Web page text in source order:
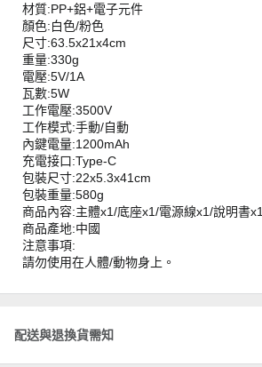
材質:PP+鋁+電子元件
顏色:白色/粉色
尺寸:63.5x21x4cm
重量:330g
電壓:5V/1A
瓦數:5W
工作電壓:3500V
工作模式:手動/自動
內鍵電量:1200mAh
充電接口:Type-C
包裝尺寸:22x5.3x41cm
包裝重量:580g
商品內容:主體x1/底座x1/電源線x1/說明書x1
商品產地:中國
注意事項:
請勿使用在人體/動物身上。
配送與退換貨需知